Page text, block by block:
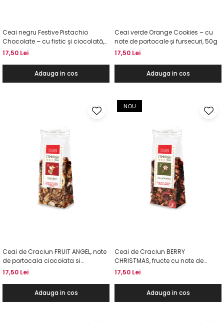
Ceai negru Festive Pistachio
Chocolate – cu fistic și ciocolată,
50g
17,50 Lei
Adauga in cos
Ceai verde Orange Cookies – cu
note de portocale și fursecuri, 50g
17,50 Lei
Adauga in cos
Ceai de Craciun FRUIT ANGEL, note
de portocala ciocolata si
martipan, 50g
17,50 Lei
Adauga in cos
NOU
Ceai de Craciun BERRY
CHRISTMAS, fructe cu note de
capsuni si condimente, 40g
17,50 Lei
Adauga in cos